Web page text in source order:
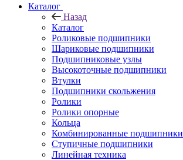
Каталог
Назад
Каталог
Роликовые подшипники
Шариковые подшипники
Подшипниковые узлы
Высокоточные подшипники
Втулки
Подшипники скольжения
Ролики
Ролики опорные
Кольца
Комбинированные подшипники
Ступичные подшипники
Линейная техника